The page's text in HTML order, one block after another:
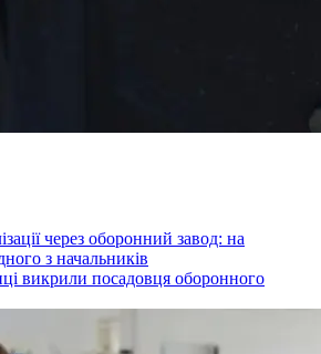
через оборонний завод: на
з начальників
викрили посадовця оборонного